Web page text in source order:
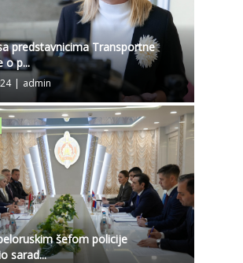
predstavnicima Transportne
o p...
| admin
šefom policije
sarad...